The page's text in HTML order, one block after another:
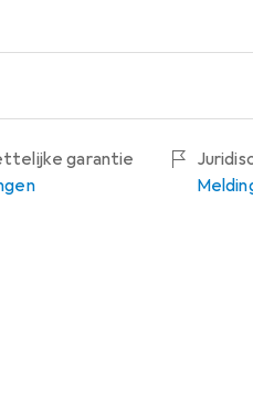
garantie